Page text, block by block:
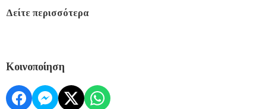
Δείτε περισσότερα
Κοινοποίηση